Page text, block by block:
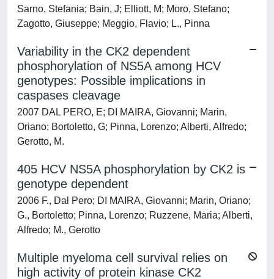
Sarno, Stefania; Bain, J; Elliott, M; Moro, Stefano;
Zagotto, Giuseppe; Meggio, Flavio; L., Pinna
Variability in the CK2 dependent
phosphorylation of NS5A among HCV
genotypes: Possible implications in
caspases cleavage
2007 DAL PERO, E; DI MAIRA, Giovanni; Marin,
Oriano; Bortoletto, G; Pinna, Lorenzo; Alberti, Alfredo;
Gerotto, M.
405 HCV NS5A phosphorylation by CK2 is
genotype dependent
2006 F., Dal Pero; DI MAIRA, Giovanni; Marin, Oriano;
G., Bortoletto; Pinna, Lorenzo; Ruzzene, Maria; Alberti,
Alfredo; M., Gerotto
Multiple myeloma cell survival relies on
high activity of protein kinase CK2